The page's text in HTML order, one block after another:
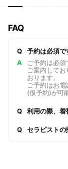
FAQ
Q
予約は必須で
A
ご予約は必
ご案内して
おります。
ご予約はお
(仮予約)が可
Q 利用の際、着
Q セラピストの